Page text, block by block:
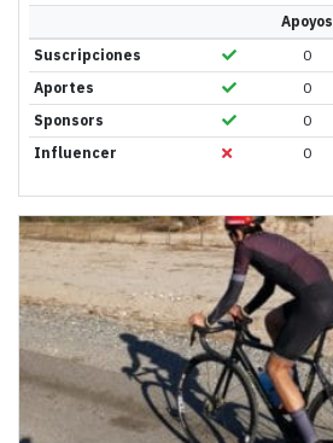
Apoyos
Suscripciones
0
Aportes
0
Sponsors
0
Influencer
0